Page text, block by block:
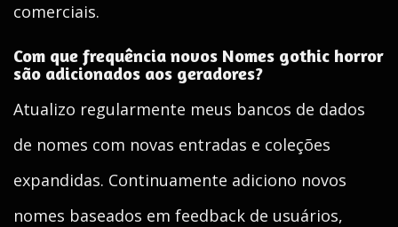
comerciais.
Com que frequência novos Nomes gothic horror
são adicionados aos geradores?
Atualizo regularmente meus bancos de dados
de nomes com novas entradas e coleções
expandidas. Continuamente adiciono novos
nomes baseados em feedback de usuários,